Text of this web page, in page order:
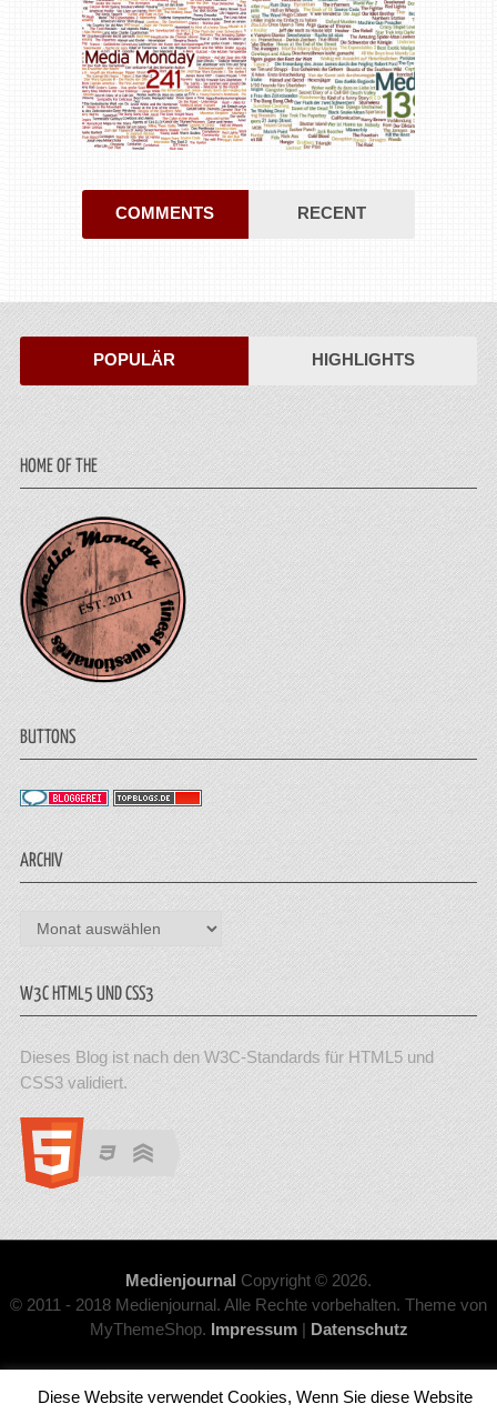
COMMENTS RECENT
POPULÄR HIGHLIGHTS
HOME OF THE
BUTTONS
ARCHIV
Archiv
W3C HTML5 UND CSS3
Dieses Blog ist nach den W3C-Standards für HTML5 und
CSS3 validiert.
Medienjournal Copyright © 2026.
© 2011 - 2018 Medienjournal. Alle Rechte vorbehalten. Theme von
MyThemeShop. Impressum| Datenschutz
Diese Website verwendet Cookies, Wenn Sie diese Website